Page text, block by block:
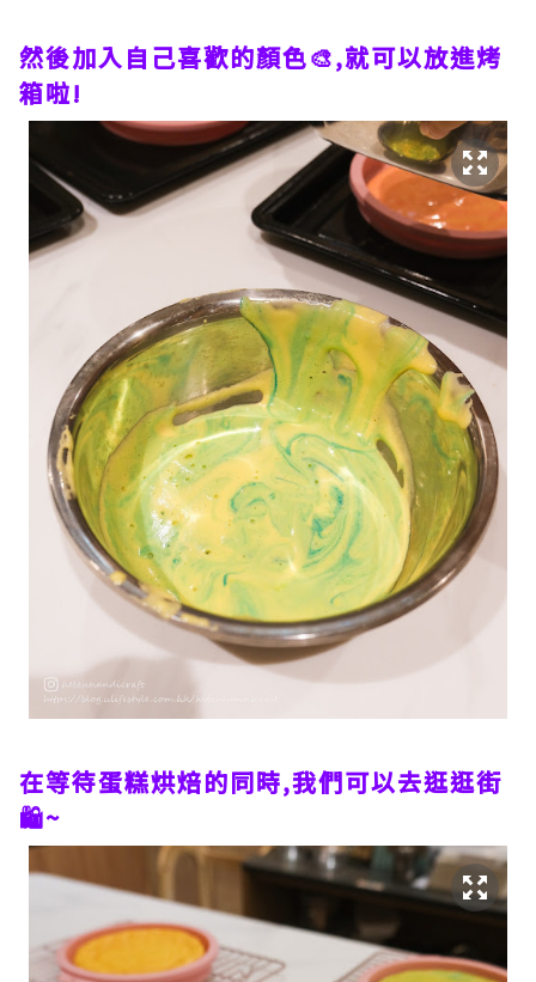
然後加入自己喜歡的顏色🎨,就可以放進烤
箱啦!
在等待蛋糕烘焙的同時,我們可以去逛逛街
🛍~